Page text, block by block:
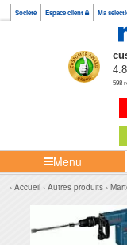
Société Espace client Ma
4.8
598
Menu
Accueil Autres produits